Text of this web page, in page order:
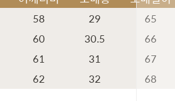
58 29 65
60 30.5 66
61 31 67
62 32 68